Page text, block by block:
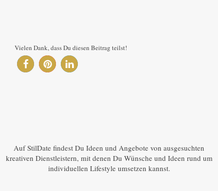
Vielen Dank, dass Du diesen Beitrag teilst!
Auf StilDate findest Du Ideen und Angebote von ausgesuchten
kreativen Dienstleistern, mit denen Du Wünsche und Ideen rund um
individuellen Lifestyle umsetzen kannst.